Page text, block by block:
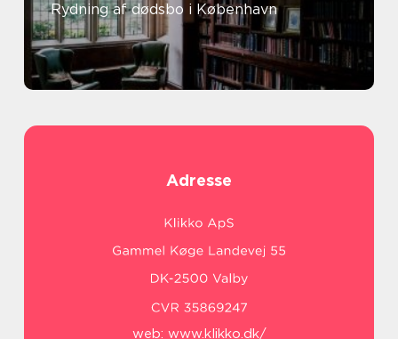
Rydning af dødsbo i København
Adresse
web: www.klikko.dk/